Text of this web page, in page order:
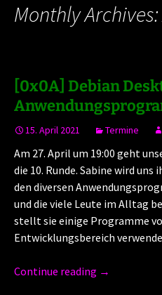
Monthly
[0x0A] Debian
15. April 2021 Termine
Am 27. April um 19:00 geht
die 10. Runde. Sabine wird
den diversen
und die viele Leute im Alltag
stellt sie einige Programme
Entwicklungsbereich
Continue reading →